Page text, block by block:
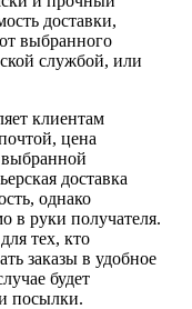
доставки,
выбранного
службой, или
клиентам
цена
выбранной
доставка
однако
в руки получателя.
тех, кто
заказы в удобное
будет
посылки.